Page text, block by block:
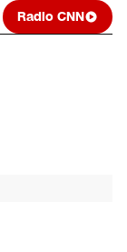
Radio CNN